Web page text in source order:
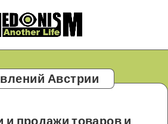
Австрии
и продажи товаров и